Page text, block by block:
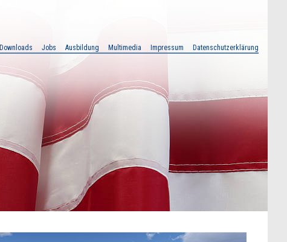
Downloads Jobs Ausbildung Multimedia Impressum Datenschutzerklärung